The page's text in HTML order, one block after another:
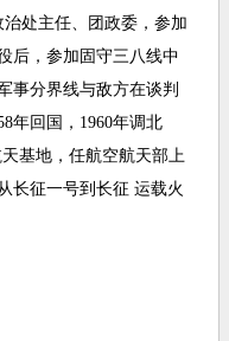
处主任、团政委，参加
后，参加固守三八线中
事分界线与敌方在谈判
年回国，1960年调北
基地，任航空航天部上
长征一号到长征 运载火